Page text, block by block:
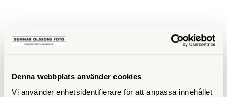
Denna webbplats använder cookies
Vi använder enhetsidentifierare för att anpassa innehållet
ANDRA KÖPTE ÄVEN